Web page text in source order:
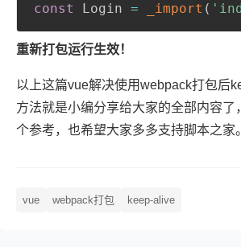
const
Login = _import (
重新打包运行生效！
以上这篇vue解决使用webpack打包后
方法就是小编分享给大家的全部内容了
个参考，也希望大家多多支持脚本之家。
vue webpack打包 keep-alive